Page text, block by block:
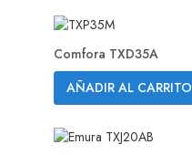
Comfora TXD35A
AÑADIR AL CARRITO